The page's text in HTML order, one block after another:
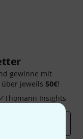
gewinne mit
über jeweils 50€!
Thomann Insights